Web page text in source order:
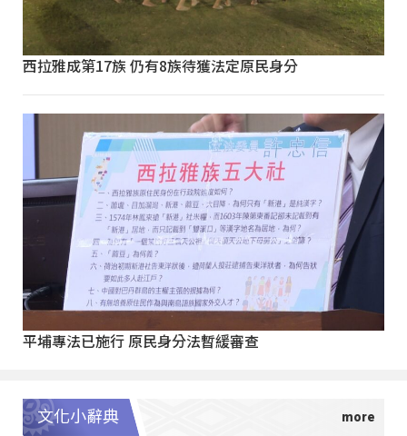
西拉雅成第17族 仍有8族待獲法定原民身分
平埔專法已施行 原民身分法暫緩審查
文化小辭典